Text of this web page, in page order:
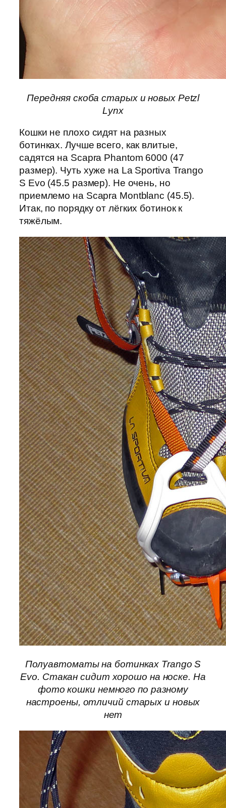
Передняя скоба старых и новых Petzl
Lynx
Кошки не плохо сидят на разных
ботинках. Лучше всего, как влитые,
садятся на Scapra Phantom 6000 (47
размер). Чуть хуже на La Sportiva Trango
S Evo (45.5 размер). Не очень, но
приемлемо на Scapra Montblanc (45.5).
Итак, по порядку от лёгких ботинок к
тяжёлым.
Полуавтоматы на ботинках Trango S
Evo. Стакан сидит хорошо на носке. На
фото кошки немного по разному
настроены, отличий старых и новых
нет